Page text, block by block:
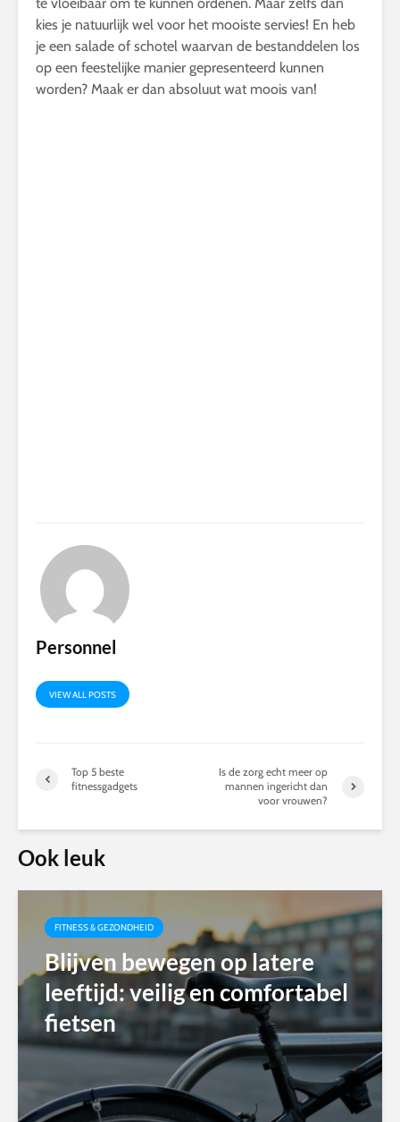
kies je natuurlijk wel voor het mooiste servies! En heb
je een salade of schotel waarvan de bestanddelen los
op een feestelijke manier gepresenteerd kunnen
worden? Maak er dan absoluut wat moois van!
Personnel
VIEW ALL POSTS
Top 5 beste
fitnessgadgets
Is de zorg echt meer op
mannen ingericht dan
voor vrouwen?
Ook leuk
FITNESS & GEZONDHEID
Blijven bewegen op latere
leeftijd: veilig en comfortabel
fietsen